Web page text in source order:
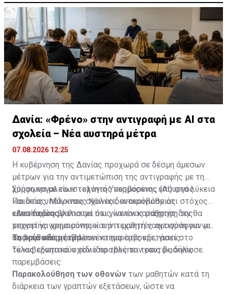
Δανία: «Φρένο» στην αντιγραφή με AI στα
σχολεία – Νέα αυστηρά μέτρα
07.08.2026 12:25
Η κυβέρνηση της Δανίας προχωρά σε δέσμη άμεσων
μέτρων για την αντιμετώπιση της αντιγραφής με τη
χρήση εργαλείων τεχνητής νοημοσύνης (AI) στα λύκεια
και στις υπόλοιπες σχολές δευτεροβάθμιας
εκπαίδευσης.
Σύμφωναμε το ιστολόγιο Υπερβόρειοι, υπουργός
Παιδείας, Μάγκνους Χόινικε, ανακοίνωσε ότι στόχος
είναι να διασφαλιστεί πως κανένας μαθητής δεν θα
μπορεί να χρησιμοποιεί την τεχνητή νοημοσύνη για να
αποκτά αθέμιτο πλεονέκτημα στις εξετάσεις.
«Δυστυχώς βλέπουμε ότι γίνεται κατάχρηση της
τεχνητής νοημοσύνης και ότι μαθητές αντιγράφουν με
τη βοήθειά της. Πρέπει να παρέμβουμε, γιατί στο
τέλος εξαπατούν τον ίδιο τους τον εαυτό», δήλωσε.
Τα τρία νέα μέτρα
Το κυβερνητικό σχέδιο προβλέπει τρεις βασικές
παρεμβάσεις:
Παρακολούθηση των οθονών των μαθητών κατά τη
διάρκεια των γραπτών εξετάσεων, ώστε να